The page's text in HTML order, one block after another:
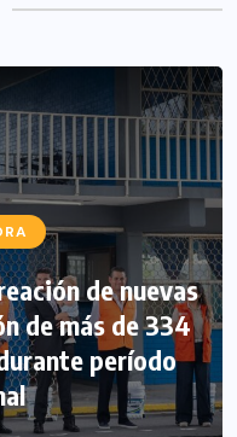
de nuevas
de más de 334
período